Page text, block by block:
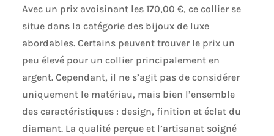
Avec un prix avoisinant les 170,00 €, ce collier se
situe dans la catégorie des bijoux de luxe
abordables. Certains peuvent trouver le prix un
peu élevé pour un collier principalement en
argent. Cependant, il ne s’agit pas de considérer
uniquement le matériau, mais bien l’ensemble
des caractéristiques : design, finition et éclat du
diamant. La qualité perçue et l’artisanat soigné